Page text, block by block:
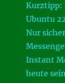
Kurztipp:
Ubuntu
Nur
Instant
heute